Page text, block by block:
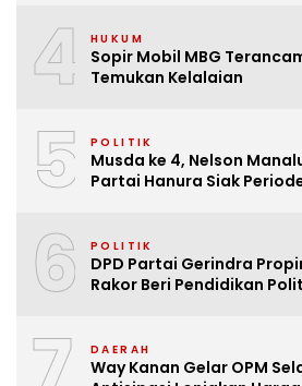
4 HUKUM
Sopir Mobil MBG
Temukan Kelalaian
5 POLITIK
Musda ke 4, Nelson
Partai Hanura Siak
6 POLITIK
DPD Partai Gerindra
Rakor Beri Pendidikan
DAERAH
Way Kanan Gelar OPM